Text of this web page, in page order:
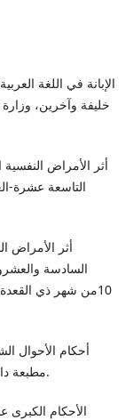
الإبانة في اللغة
خليفة وآخرين،
أثر الأمراض النفسية
أثر الأمراض
أحكام الأحوال
مطبعة دار الكتب المصرية بالقاهرة، ط2، 1357هـ- 1938م.
الأحكام